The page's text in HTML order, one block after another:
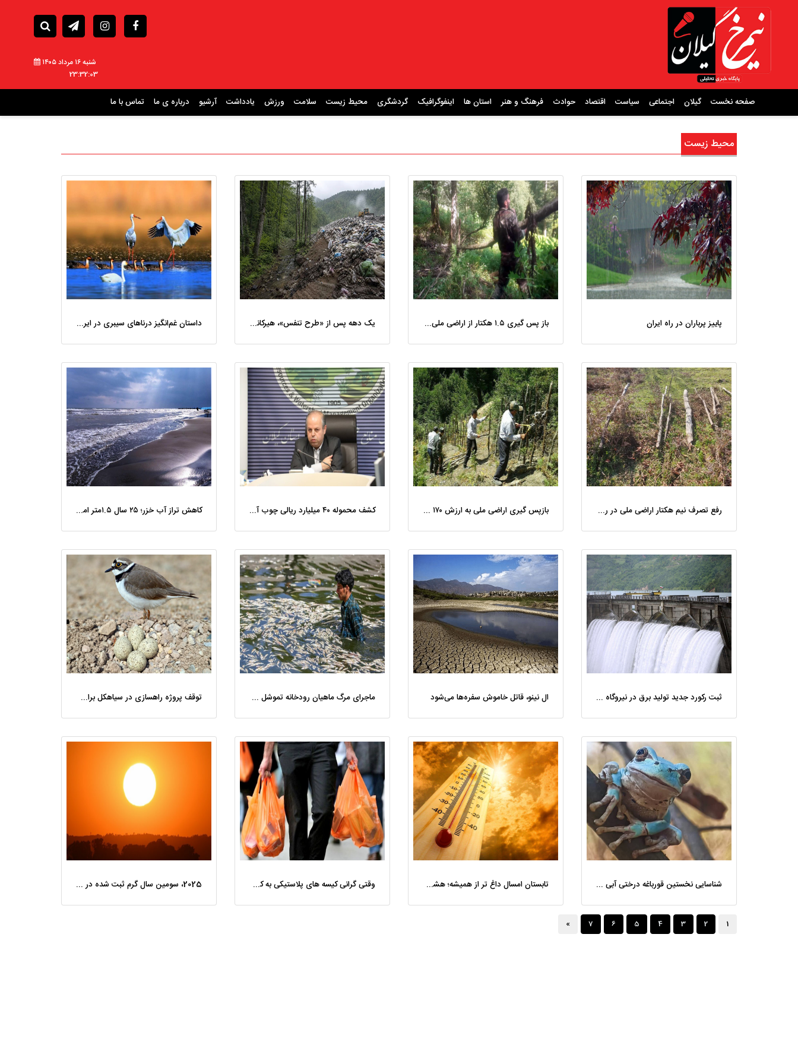
شنبه ۱۶ مرداد ۱۴۰۵
23:32:04
صفحه نخست گیلان اجتماعی سیاست اقتصاد حوادث فرهنگ و هنر استان ها اینفوگرافیک گردشگری محیط زیست سلامت ورزش یادداشت آرشیو درباره ی ما تماس با ما
محیط زیست
پاییز پرباران در راه ایران باز پس گیری ۱.۵ هکتار از اراضی ملی در لنگرود یک دهه پس از «طرح تنفس»، هیرکانی کجای مسیر حفاظت است؟ داستان غم‌انگیز درناهای سیبری در ایران/ آخرین درنای مهاجر هم تلف شد
رفع تصرف نیم هکتار اراضی ملی در رودبار بازپس‌ گیری اراضی ملی به ارزش ۱۷۰ میلیارد ریال در تالش و رضوانشهر کشف محموله ۴۰ میلیارد ریالی چوب‌ آلات قاچاق در تالش کاهش تراز آب خزر؛ ۲۵ سال ۱.۵متر اما ۵ سال اخیر ۱ متر/ بیشترین عقب نشینی در شرق
ثبت رکورد جدید تولید برق در نیروگاه سفیدرود؛ عبور از مرز ۱۰۰ گیگاوات‌ ساعت انرژی ال نینو، قاتل خاموش سفره‌‌ها می‌شود ماجرای مرگ ماهیان رودخانه تموشل لاهیجان چیست؟ / پای سموم کشاورزی در میان است؟ توقف پروژه راهسازی در سیاهکل برای حفاظت از پرنده «سلیم طوقی کوچک»
شناسایی نخستین قورباغه درختی آبی ‌رنگ ایران در جنگل‌های هیرکانی گیلان تابستان امسال داغ‌ تر از همیشه؛ هشدار هواشناسی نسبت به امواج گرمایی شدید وقتی گرانی کیسه های پلاستیکی به کمک محیط زیست می‌آید! 2025، سومین سال گرم ثبت‌ شده در تاریخ